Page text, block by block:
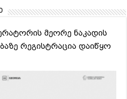
მეორე ნაკადის
რეგისტრაცია დაიწყო